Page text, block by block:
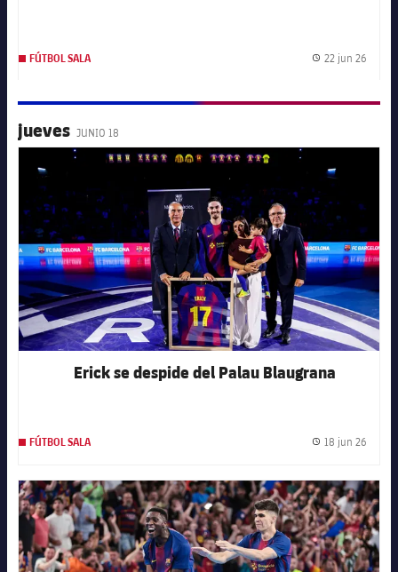
FÚTBOL SALA Fecha
22 jun 26
jueves JUNIO 18
FC Barcelona club badge
Erick se despide del Palau Blaugrana
FÚTBOL SALA Fecha
18 jun 26
FC Barcelona club badge